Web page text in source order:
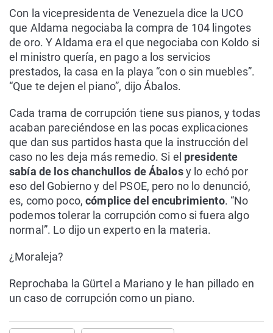
Con la vicepresidenta de Venezuela dice la UCO
que Aldama negociaba la compra de 104 lingotes
de oro. Y Aldama era el que negociaba con Koldo si
el ministro quería, en pago a los servicios
prestados, la casa en la playa “con o sin muebles”.
“Que te dejen el piano”, dijo Ábalos.
Cada trama de corrupción tiene sus pianos, y todas
acaban pareciéndose en las pocas explicaciones
que dan sus partidos hasta que la instrucción del
caso no les deja más remedio. Si el presidente
sabía de los chanchullos de Ábalosy lo echó por
eso del Gobierno y del PSOE, pero no lo denunció,
es, como poco,cómplice del encubrimiento. “No
podemos tolerar la corrupción como si fuera algo
normal”. Lo dijo un experto en la materia.
¿Moraleja?
Reprochaba la Gürtel a Mariano y le han pillado en
un caso de corrupción como un piano.